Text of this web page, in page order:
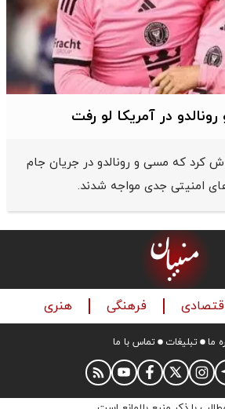
در آمریکا لو رفت
کرد که مسی و رونالدو در جریان جام
فرهنگی هنری
ما تبلیغات تماس با ما